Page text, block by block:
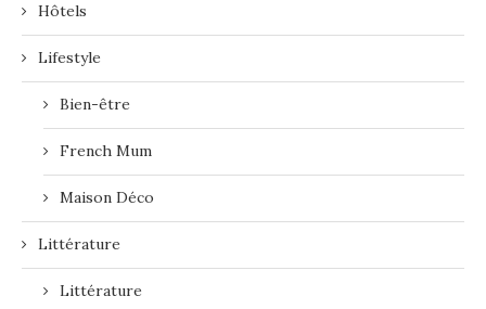
Hôtels
Lifestyle
Bien-être
French Mum
Maison Déco
Littérature
Littérature